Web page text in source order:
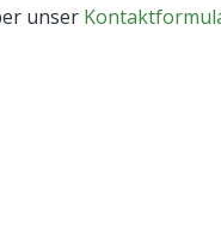
unser